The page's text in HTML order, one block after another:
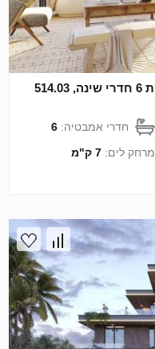
וילה ב Abu Dhabi, איחוד האמירויות 6 חדרי שינה, 514.03
חדרי אמבטיה:6
מרחק לים:7 ק"מ